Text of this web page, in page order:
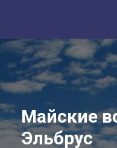
Майские
Эльбрус